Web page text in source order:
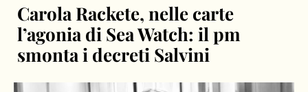
Carola Rackete, nelle carte
l’agonia di Sea Watch: il pm
smonta i decreti Salvini